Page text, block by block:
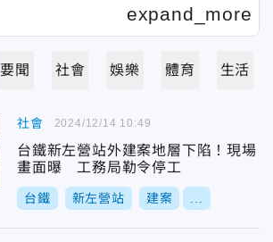
要聞 社會 娛樂 體育 生活
社會
台鐵新左營站外建案地層下陷！現場
畫面曝 工務局勒令停工
台鐵 新左營站 建案
2024/12/14 10:49